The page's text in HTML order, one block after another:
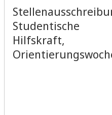
Studentische
Hilfskraft,
Vorblättern